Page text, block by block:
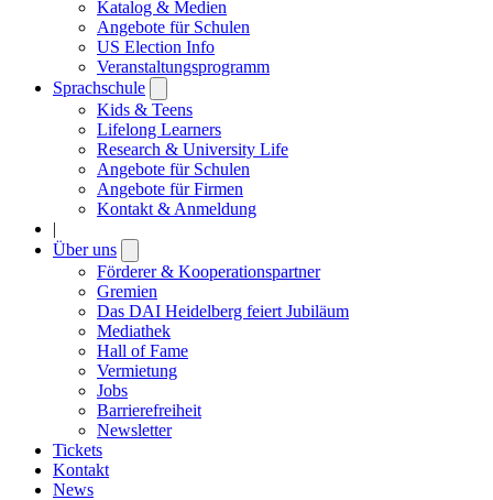
Katalog & Medien
Angebote für Schulen
US Election Info
Veranstaltungsprogramm
Sprachschule
submenu
Kids & Teens
Lifelong Learners
Research & University Life
Angebote für Schulen
Angebote für Firmen
Kontakt & Anmeldung
|
Über uns
submenu
Förderer & Kooperationspartner
Gremien
Das DAI Heidelberg feiert Jubiläum
Mediathek
Hall of Fame
Vermietung
Jobs
Barrierefreiheit
Newsletter
Tickets
Kontakt
News